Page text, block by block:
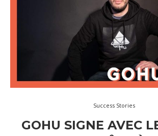
Success Stories
GOHU SIGNE AVEC